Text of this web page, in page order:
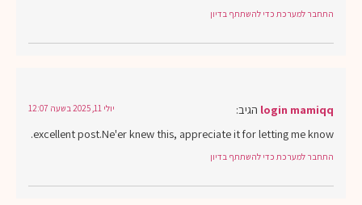
התחבר למערכת כדי להשתתף בדיון
login mamiqq הגיב: יולי 11, 2025 בשעה 12:07
excellent post.Ne'er knew this, appreciate it for letting me know.
התחבר למערכת כדי להשתתף בדיון